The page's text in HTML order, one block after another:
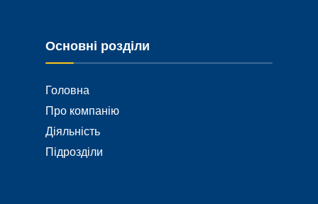
Основні розділи
Головна
Про компанію
Діяльність
Підрозділи